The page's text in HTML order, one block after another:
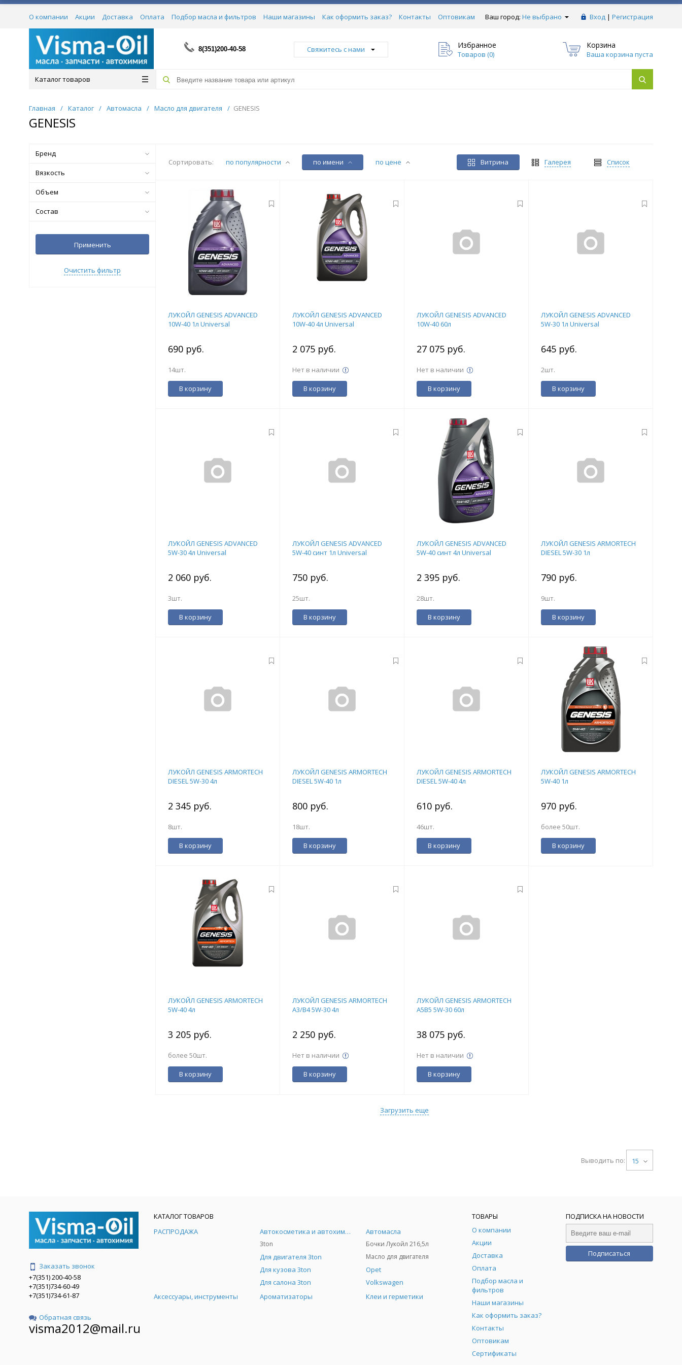
Ваш город: Не выбрано Вход | Регистрация
О компании Акции Доставка Оплата Подбор масла и фильтров Наши магазины Как оформить заказ? Контакты
Оптовикам
Сертификаты
8(351)200-40-58 Свяжитесь с нами Избранное
Товаров (0)
Корзина
Ваша корзина пуста
Каталог товаров
Главная / Каталог / Автомасла / Масло для двигателя / GENESIS
GENESIS
Бренд
Вязкость
Объем
Состав
Применить
Очистить фильтр
Список
Галерея
Витрина
Сортировать: по популярности по имени по цене
ЛУКОЙЛ GENESIS ADVANCED
10W-40 1л Universal
690 руб.
14шт.
В корзину
ЛУКОЙЛ GENESIS ADVANCED
10W-40 4л Universal
2 075 руб.
Нет в наличии
В корзину
ЛУКОЙЛ GENESIS ADVANCED
10W-40 60л
27 075 руб.
Нет в наличии
В корзину
ЛУКОЙЛ GENESIS ADVANCED
5W-30 1л Universal
645 руб.
2шт.
В корзину
ЛУКОЙЛ GENESIS ADVANCED
5W-30 4л Universal
2 060 руб.
3шт.
В корзину
ЛУКОЙЛ GENESIS ADVANCED
5W-40 синт 1л Universal
750 руб.
25шт.
В корзину
ЛУКОЙЛ GENESIS ADVANCED
5W-40 синт 4л Universal
2 395 руб.
28шт.
В корзину
ЛУКОЙЛ GENESIS ARMORTECH
DIESEL 5W-30 1л
790 руб.
9шт.
В корзину
ЛУКОЙЛ GENESIS ARMORTECH
DIESEL 5W-30 4л
2 345 руб.
8шт.
В корзину
ЛУКОЙЛ GENESIS ARMORTECH
DIESEL 5W-40 1л
800 руб.
18шт.
В корзину
ЛУКОЙЛ GENESIS ARMORTECH
DIESEL 5W-40 4л
610 руб.
46шт.
В корзину
ЛУКОЙЛ GENESIS ARMORTECH
5W-40 1л
970 руб.
более 50шт.
В корзину
ЛУКОЙЛ GENESIS ARMORTECH
5W-40 4л
3 205 руб.
более 50шт.
В корзину
ЛУКОЙЛ GENESIS ARMORTECH
A3/B4 5W-30 4л
2 250 руб.
Нет в наличии
В корзину
ЛУКОЙЛ GENESIS ARMORTECH
A5B5 5W-30 60л
38 075 руб.
Нет в наличии
В корзину
Загрузить еще
Выводить по: 15
Заказать звонок
+7(351) 200-40-58
+7(351)734-60-49
+7(351)734-61-87
Обратная связь
visma2012@mail.ru
КАТАЛОГ ТОВАРОВ
РАСПРОДАЖА
Автокосметика и автохимия
3ton
Для двигателя 3ton
Для кузова 3ton
Для салона 3ton
Автомасла
Бочки Лукойл 216,5л
Масло для двигателя
Opet
Volkswagen
Аксессуары, инструменты
Ароматизаторы Клеи и герметики
ТОВАРЫ
О компании
Акции
Доставка
Оплата
Подбор масла и
фильтров
Наши магазины
Как оформить заказ?
Контакты
Оптовикам
Сертификаты
ПОДПИСКА НА НОВОСТИ
Подписаться